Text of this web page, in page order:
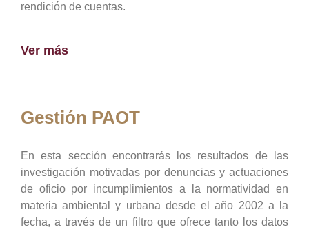
rendición de cuentas.
Ver más
Gestión PAOT
En esta sección encontrarás los resultados de las
investigación motivadas por denuncias y actuaciones
de oficio por incumplimientos a la normatividad en
materia ambiental y urbana desde el año 2002 a la
fecha, a través de un filtro que ofrece tanto los datos